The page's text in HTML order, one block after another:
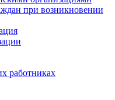
при возникновении
работниках